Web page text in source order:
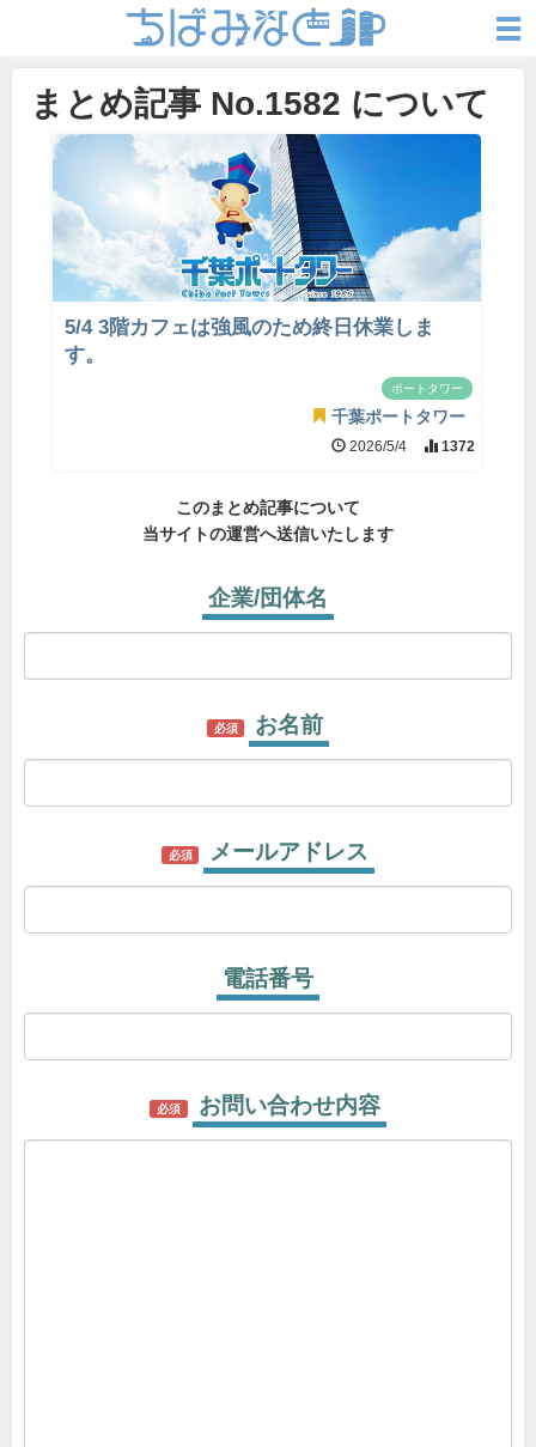
まとめ記事 No.1582 について
5/4 3階カフェは強風のため終日休業しま
す。
ポートタワー
千葉ポートタワー
2026/5/4 1372
このまとめ記事について
当サイトの運営へ送信いたします
企業/団体名
必須 お名前
必須 メールアドレス
電話番号
必須 お問い合わせ内容